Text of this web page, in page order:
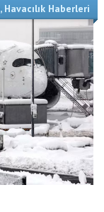
, Havacılık Haberleri